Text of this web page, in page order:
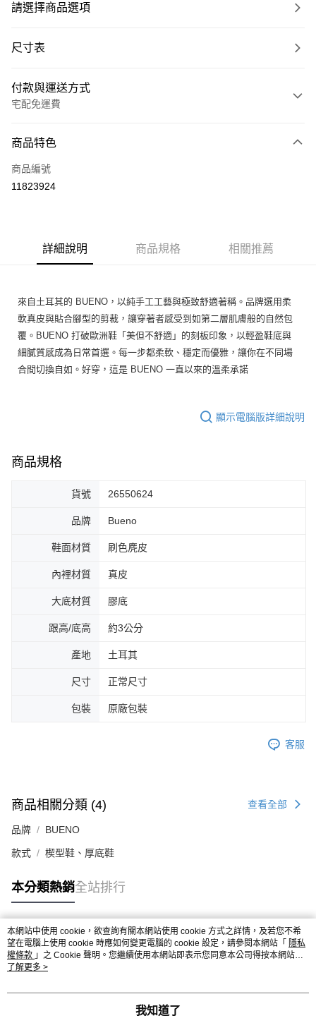
請選擇商品選項
尺寸表
付款與運送方式
宅配免運費
信用卡一次付款
Apple Pay
ATM付款
宅配
免運費
商品特色
商品編號
11823924
詳細說明 商品規格 相關推薦
來自土耳其的 BUENO，以純手工工藝與極致舒適著稱。品牌選用柔
軟真皮與貼合腳型的剪裁，讓穿著者感受到如第二層肌膚般的自然包
覆。BUENO 打破歐洲鞋「美但不舒適」的刻板印象，以輕盈鞋底與
細膩質感成為日常首選。每一步都柔軟、穩定而優雅，讓你在不同場
合間切換自如。好穿，這是 BUENO 一直以來的溫柔承諾
顯示電腦版詳細說明
商品規格
貨號 26550624
品牌 Bueno
鞋面材質 刷色麂皮
內裡材質 真皮
大底材質 膠底
跟高/底高 約3公分
產地 土耳其
尺寸 正常尺寸
包裝 原廠包裝
客服
商品相關分類 (4) 查看全部
品牌 BUENO
款式 楔型鞋、厚底鞋
本分類熱銷全站排行
熱門標籤
本網站中使用 cookie，欲查詢有關本網站使用 cookie 方式之詳情，及若您不希
望在電腦上使用 cookie 時應如何變更電腦的 cookie 設定，請參閱本網站「 隱私
權條款 」之 Cookie 聲明。您繼續使用本網站即表示您同意本公司得按本網站使
用條款之 Cookie 聲明使用 cookie。
了解更多 >
我知道了